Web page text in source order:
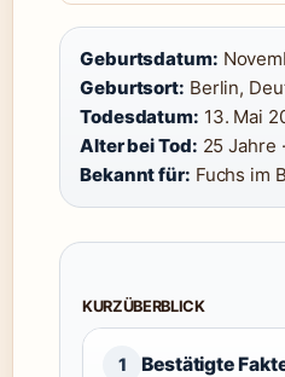
Geburtsdatum:
Geburtsort: Berlin,
Todesdatum: 13. Mai
Alter bei Tod: 25 Jahre ·
Bekannt für: Fuchs im
KURZÜBERBLICK
1 Bestätigte